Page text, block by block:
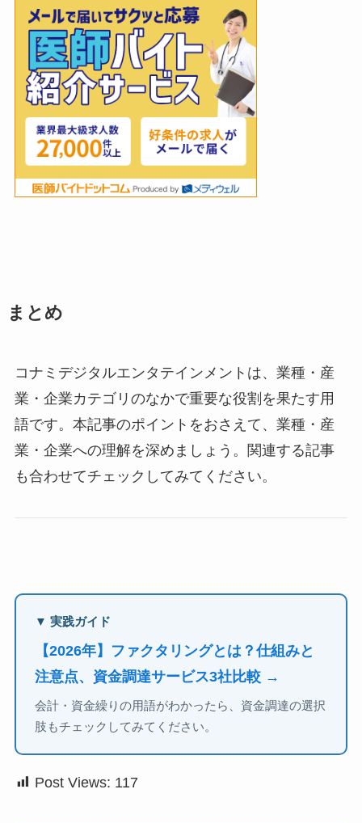
まとめ
コナミデジタルエンタテインメントは、業種・産
業・企業カテゴリのなかで重要な役割を果たす用
語です。本記事のポイントをおさえて、業種・産
業・企業への理解を深めましょう。関連する記事
も合わせてチェックしてみてください。
▼ 実践ガイド
【2026年】ファクタリングとは？仕組みと
注意点、資金調達サービス3社比較 →
会計・資金繰りの用語がわかったら、資金調達の選択
肢もチェックしてみてください。
Post Views: 117